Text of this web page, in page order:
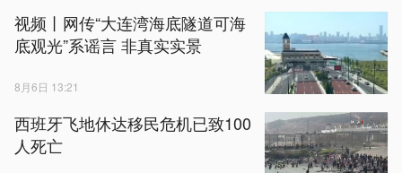
视频丨网传“大连湾海底隧道可海
底观光”系谣言 非真实实景
8月6日 13:21
西班牙飞地休达移民危机已致100
人死亡